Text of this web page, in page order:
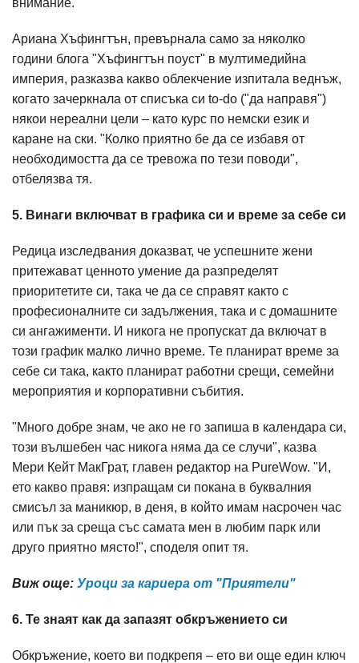
внимание.
Ариана Хъфингтън, превърнала само за няколко
години блога "Хъфингтън поуст" в мултимедийна
империя, разказва какво облекчение изпитала веднъж,
когато зачеркнала от списъка си to-do ("да направя")
някои нереални цели – като курс по немски език и
каране на ски. "Колко приятно бе да се избавя от
необходимостта да се тревожа по тези поводи",
отбелязва тя.
5. Винаги включват в графика си и време за себе си
Редица изследвания доказват, че успешните жени
притежават ценното умение да разпределят
приоритетите си, така че да се справят както с
професионалните си задължения, така и с домашните
си ангажименти. И никога не пропускат да включат в
този график малко лично време. Те планират време за
себе си така, както планират работни срещи, семейни
мероприятия и корпоративни събития.
"Много добре знам, че ако не го запиша в календара си,
този вълшебен час никога няма да се случи", казва
Мери Кейт МакГрат, главен редактор на PureWow. "И,
ето какво правя: изпращам си покана в буквалния
смисъл за маникюр, в деня, в който имам насрочен час
или пък за среща със самата мен в любим парк или
друго приятно място!", споделя опит тя.
Виж още: Уроци за кариера от "Приятели"
6. Те знаят как да запазят обкръжението си
Обкръжение, което ви подкрепя – ето ви още един ключ